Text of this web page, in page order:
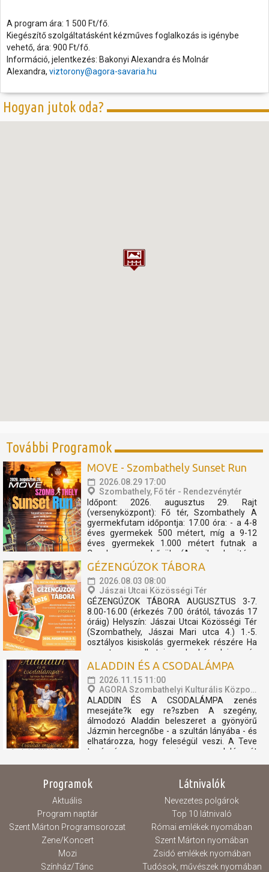
A program ára: 1 500 Ft/fő.
Kiegészítő szolgáltatásként kézműves foglalkozás is igénybe
vehető, ára: 900 Ft/fő.
Információ, jelentkezés: Bakonyi Alexandra és Molnár
Alexandra, viztorony@agora-savaria.hu
Hogyan jutok oda?
További Programok
MOVE - Szombathely Sunset Run
2026.08.29 17:00
Szombathely, Fő tér - Rendezvénytér
Időpont: 2026. augusztus 29. Rajt
(versenyközpont): Fő tér, Szombathely A
gyermekfutam időpontja: 17.00 óra: - a 4-8
éves gyermekek 500 métert, míg a 9-12
éves gyermekek 1.000 métert futnak a
Cosplay szuperhősök (Amerika kapitány,
Thor, Pókember, Venom) műsorát, és a velük
való közös bemelegítést követően....
GÉZENGÚZOK TÁBORA
2026.08.03 08:00
Jászai Utcai Közösségi Tér
GÉZENGÚZOK TÁBORA AUGUSZTUS 3-7.
8.00-16.00 (érkezés 7.00 órától, távozás 17
óráig) Helyszín: Jászai Utcai Közösségi Tér
(Szombathely, Jászai Mari utca 4.) 1.-5.
osztályos kisiskolás gyermekek részére Ha
szeretsz alkotni, barkácsolni és
kézműveskedni, akkor nálunk szuper heted
lesz! A tábor minden...
ALADDIN ÉS A CSODALÁMPA
2026.11.15 11:00
AGORA Szombathelyi Kulturális Központ
ALADDIN ÉS A CSODALÁMPA zenés
mesejáte?k egy re?szben A szegény,
álmodozó Aladdin beleszeret a gyönyörű
Jázmin hercegnőbe - a szultán lányába - és
elhatározza, hogy feleségül veszi. A Teve
tanácsára megszerzi a csodalámpát
Nagyvezírrel...
Programok
Aktuális
Program naptár
Szent Márton Programsorozat
Zene/Koncert
Mozi
Színház/Tánc
Látnivalók
Nevezetes polgárok
Top 10 látnivaló
Római emlékek nyomában
Szent Márton nyomában
Zsidó emlékek nyomában
Tudósok, művészek nyomában